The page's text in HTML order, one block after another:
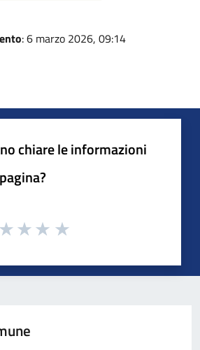
: 6 marzo 2026, 09:14
chiare le informazioni